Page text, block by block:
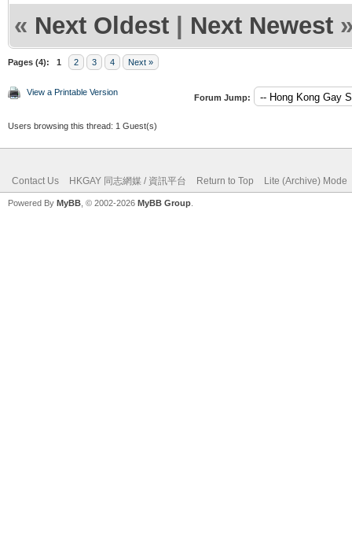
« Next Oldest | Next Newest
Pages (4): 1 2 3 4 Next »
View a Printable Version
Forum Jump:
Users browsing this thread: 1 Guest(s)
Contact Us HKGAY 同志網媒 / 資訊平台 Return to Top Lite (Archive) Mode
Powered By MyBB , © 2002-2026 MyBB Group